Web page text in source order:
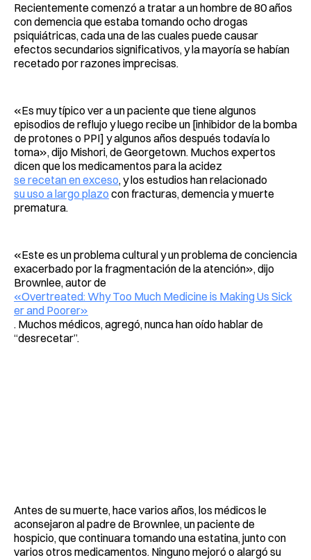
Recientemente comenzó a tratar a un hombre de 80 años
con demencia que estaba tomando ocho drogas
psiquiátricas, cada una de las cuales puede causar
efectos secundarios significativos, y la mayoría se habían
recetado por razones imprecisas.
«Es muy típico ver a un paciente que tiene algunos
episodios de reflujo y luego recibe un [inhibidor de la bomba
de protones o PPI] y algunos años después todavía lo
toma», dijo Mishori, de Georgetown. Muchos expertos
dicen que los medicamentos para la acidez
se recetan en exceso, y los estudios han relacionado
su uso a largo plazo con fracturas, demencia y muerte
prematura.
«Este es un problema cultural y un problema de conciencia
exacerbado por la fragmentación de la atención», dijo
Brownlee, autor de
«Overtreated: Why Too Much Medicine is Making Us Sick
er and Poorer»
. Muchos médicos, agregó, nunca han oído hablar de
“desrecetar”.
Antes de su muerte, hace varios años, los médicos le
aconsejaron al padre de Brownlee, un paciente de
hospicio, que continuara tomando una estatina, junto con
varios otros medicamentos. Ninguno mejoró o alargó su